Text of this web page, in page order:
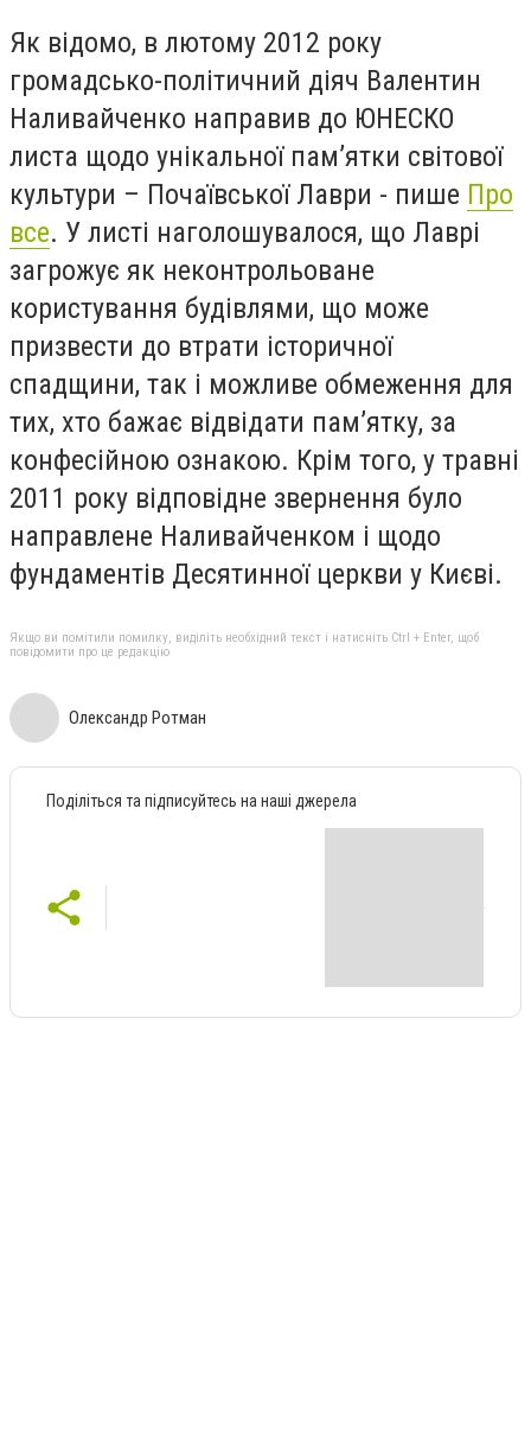
Як відомо, в лютому 2012 року
громадсько-політичний діяч Валентин
Наливайченко направив до ЮНЕСКО
листа щодо унікальної пам’ятки світової
культури – Почаївської Лаври - пише Про
все. У листі наголошувалося, що Лаврі
загрожує як неконтрольоване
користування будівлями, що може
призвести до втрати історичної
спадщини, так і можливе обмеження для
тих, хто бажає відвідати пам’ятку, за
конфесійною ознакою. Крім того, у травні
2011 року відповідне звернення було
направлене Наливайченком і щодо
фундаментів Десятинної церкви у Києві.
Якщо ви помітили помилку, виділіть необхідний текст і натисніть Ctrl + Enter, щоб
повідомити про це редакцію
Олександр Ротман
Поділіться та підписуйтесь на наші джерела